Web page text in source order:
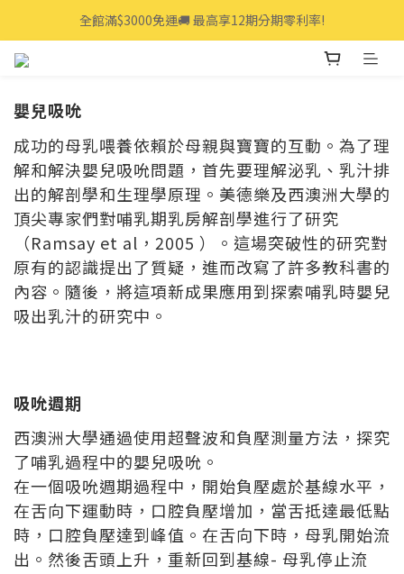
全館滿$3000免運🚚 最高享12期分期零利率!
全館滿$3000免運🚚 最高享12期分期零利率!
嬰兒吸吮
成功的母乳喂養依賴於母親與寶寶的互動。為了理
解和解決嬰兒吸吮問題，首先要理解泌乳、乳汁排
出的解剖學和生理學原理。美德樂及西澳洲大學的
頂尖專家們對哺乳期乳房解剖學進行了研究
（Ramsay et al，2005 ）。這場突破性的研究對
原有的認識提出了質疑，進而改寫了許多教科書的
內容。隨後，將這項新成果應用到探索哺乳時嬰兒
吸出乳汁的研究中。
吸吮週期
西澳洲大學通過使用超聲波和負壓測量方法，探究
了哺乳過程中的嬰兒吸吮。
在一個吸吮週期過程中，開始負壓處於基線水平，
在舌向下運動時，口腔負壓增加，當舌抵達最低點
時，口腔負壓達到峰值。在舌向下時，母乳開始流
出。然後舌頭上升，重新回到基線- 母乳停止流